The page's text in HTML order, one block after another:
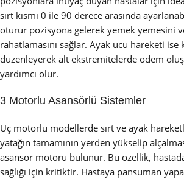
sırt kısmı 0 ile 90 derece arasında
oturur pozisyona gelerek yemek yemesini
rahatlamasını sağlar. Ayak ucu hareketi ise
düzenleyerek alt ekstremitelerde ödem
yardımcı olur.
3 Motorlu Asansörlü Sistemler
Üç motorlu modellerde sırt ve ayak
yatağın tamamının yerden yükselip
asansör motoru bulunur. Bu özellik,
sağlığı için kritiktir. Hastaya pansuman